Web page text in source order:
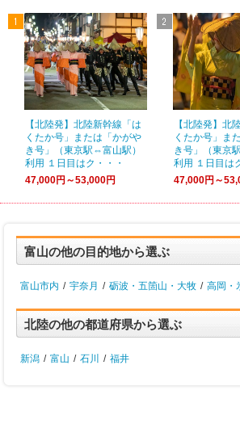
【北陸発】北陸新幹線「は
くたか号」または「かがや
き号」（東京駅⇔富山駅）
利用 １日目はク・・・
47,000円～53,000円
【北陸発】北
くたか号」ま
き号」（東京
利用 １日目は
47,000円～
富山の他の目的地から選ぶ
富山市内 / 宇奈月 / 砺波・五箇山・大牧 / 高岡・
北陸の他の都道府県から選ぶ
新潟 / 富山 / 石川 / 福井